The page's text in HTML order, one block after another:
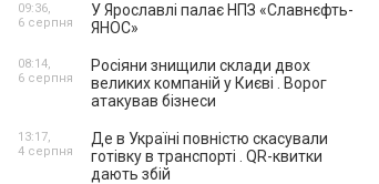
У Ярославлі палає НПЗ «Славнєфть-
ЯНОС»
09:36,
6 серпня
Росіяни знищили склади двох
великих компаній у Києві . Ворог
атакував бізнеси
08:14,
6 серпня
Де в Україні повністю скасували
готівку в транспорті . QR-квитки
дають збій
13:17,
4 серпня